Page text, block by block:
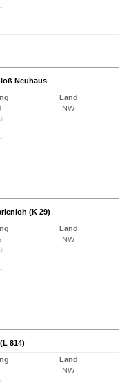
Neuhaus
Land
NW
(K 29)
Land
NW
814)
Land
NW